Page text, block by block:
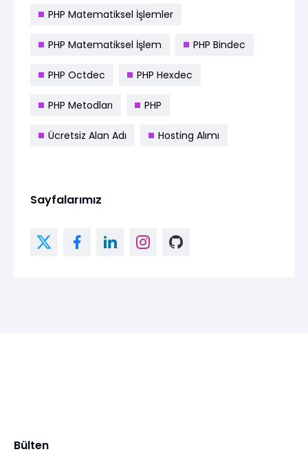
PHP Matematiksel İşlemler
PHP Matematiksel İşlem PHP Bindec
PHP Octdec PHP Hexdec
PHP Metodları PHP
Ücretsiz Alan Adı Hosting Alımı
Sayfalarımız
Bülten